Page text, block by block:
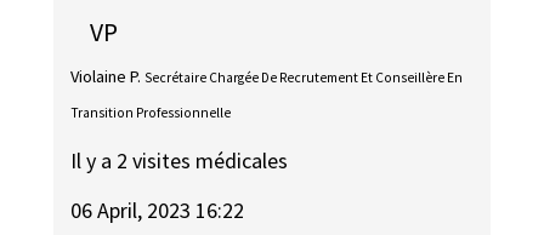
VP
Violaine P. Secrétaire Chargée De Recrutement Et Conseillère En
Transition Professionnelle
Il y a 2 visites médicales
06 April, 2023 16:22